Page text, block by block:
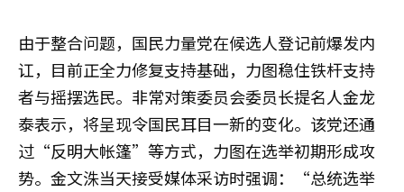
由于整合问题，国民力量党在候选人登记前爆发内
讧，目前正全力修复支持基础，力图稳住铁杆支持
者与摇摆选民。非常对策委员会委员长提名人金龙
泰表示，将呈现令国民耳目一新的变化。该党还通
过“反明大帐篷”等方式，力图在选举初期形成攻
势。金文洙当天接受媒体采访时强调：“总统选举